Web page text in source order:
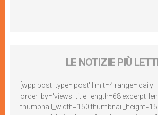
LE NOTIZIE PIÙ
[wpp post_type='post' limit=4 range='daily'
order_by='views' title_length=68
thumbnail_width=150